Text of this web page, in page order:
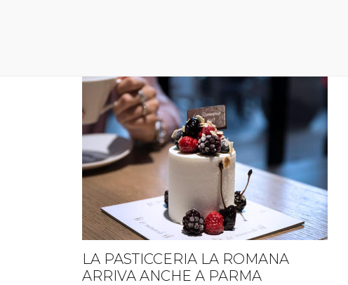
LA PASTICCERIA LA ROMANA
ARRIVA ANCHE A PARMA